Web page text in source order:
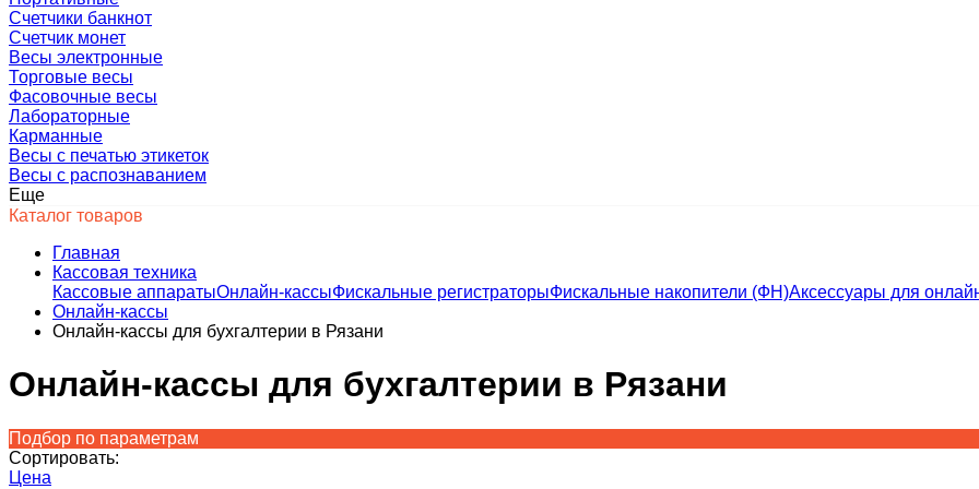
Счетчики банкнот
Счетчик монет
Весы электронные
Торговые весы
Фасовочные весы
Лабораторные
Карманные
Весы с печатью этикеток
Весы с распознаванием
Еще
Каталог товаров
Главная
Кассовая техника
Кассовые аппаратыОнлайн-кассыФискальные регистраторыФискальные накопители (ФН)Аксессуары для
Онлайн-кассы
Онлайн-кассы для бухгалтерии в Рязани
Онлайн-кассы для бухгалтерии в Рязани
Подбор по параметрам
Сортировать:
Цена